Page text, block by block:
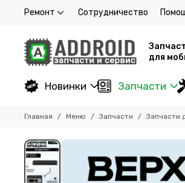
Ремонт Сотрудничество
для
Новинки Запчасти
Главная Меню Запчасти Запчасти